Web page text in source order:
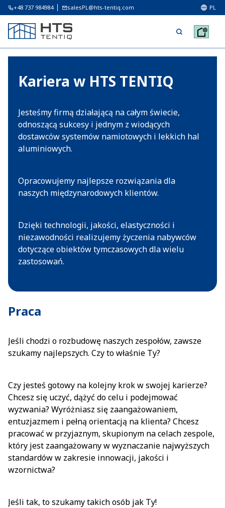
+48 737 984984 salesPL@hts-tentiq.com PL
Kariera w HTS TENTIQ
Jesteśmy firmą działającą na całym świecie,
odnoszącą sukcesy i jednym z wiodących
dostawców systemów namiotowych i lekkich hal
aluminiowych.
Opracowujemy najlepsze rozwiązania dla
naszych międzynarodowych klientów.
Dzięki technologii, jakości, elastyczności i
niezawodności realizujemy życzenia nabywców
dotyczące obiektów tymczasowych dla wielu
zastosowań.
Praca
Jeśli chodzi o rozbudowę naszych zespołów, zawsze
szukamy najlepszych. Czy to właśnie Ty?
Czy jesteś gotowy na kolejny krok w swojej karierze?
Chcesz się uczyć, dążyć do celu i podejmować
wyzwania? Wyróżniasz się zaangażowaniem,
entuzjazmem i pełną orientacją na klienta? Chcesz
pracować w przyjaznym, skupionym na celach zespole,
który jest zaangażowany w wyznaczanie najwyższych
standardów w zakresie innowacji, jakości i
wzornictwa?
Jeśli tak, to szukamy takich osób jak Ty!